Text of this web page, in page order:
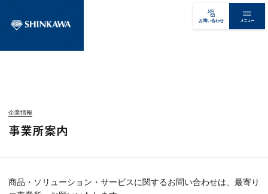
お問い合わせ メニュー
企業情報
事業所案内
商品・ソリューション・サービスに関するお問い合わせは、最寄り